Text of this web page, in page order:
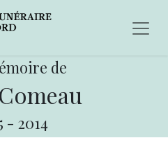
de
- 2014